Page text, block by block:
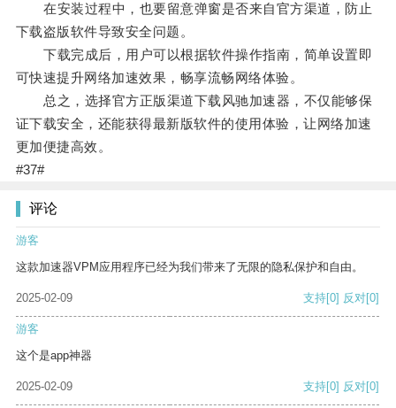
在安装过程中，也要留意弹窗是否来自官方渠道，防止
下载盗版软件导致安全问题。
下载完成后，用户可以根据软件操作指南，简单设置即
可快速提升网络加速效果，畅享流畅网络体验。
总之，选择官方正版渠道下载风驰加速器，不仅能够保
证下载安全，还能获得最新版软件的使用体验，让网络加速
更加便捷高效。
#37#
评论
游客
这款加速器VPM应用程序已经为我们带来了无限的隐私保护和自由。
2025-02-09 支持[0] 反对[0]
游客
这个是app神器
2025-02-09 支持[0] 反对[0]